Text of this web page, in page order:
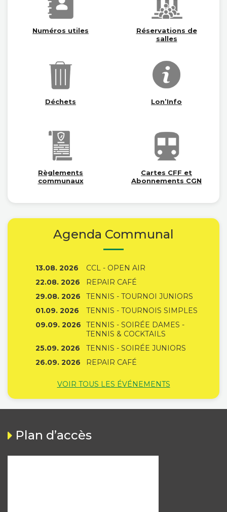
Numéros utiles
Réservations de
salles
Déchets Lon’Info
Règlements
communaux
Cartes CFF et
Abonnements CGN
Agenda Communal
13.08. 2026
CCL - OPEN AIR
22.08. 2026
REPAIR CAFÉ
29.08. 2026
TENNIS - TOURNOI JUNIORS
01.09. 2026
TENNIS - TOURNOIS SIMPLES
09.09. 2026
TENNIS - SOIRÉE DAMES -
TENNIS & COCKTAILS
25.09. 2026
TENNIS - SOIRÉE JUNIORS
26.09. 2026
REPAIR CAFÉ
VOIR TOUS LES ÉVÉNEMENTS
Plan d’accès